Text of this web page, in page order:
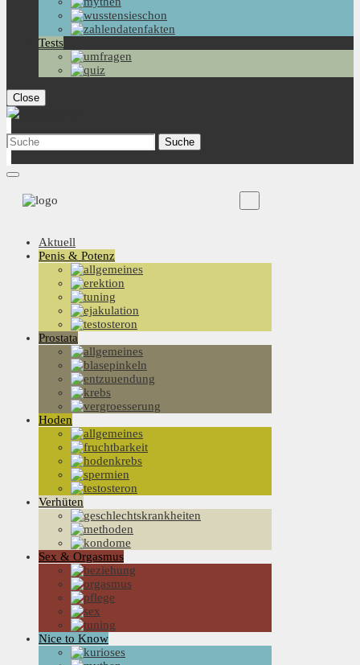
Tests
Close
Aktuell
Penis & Potenz
Prostata
Hoden
Verhüten
Sex & Orgasmus
Nice to Know